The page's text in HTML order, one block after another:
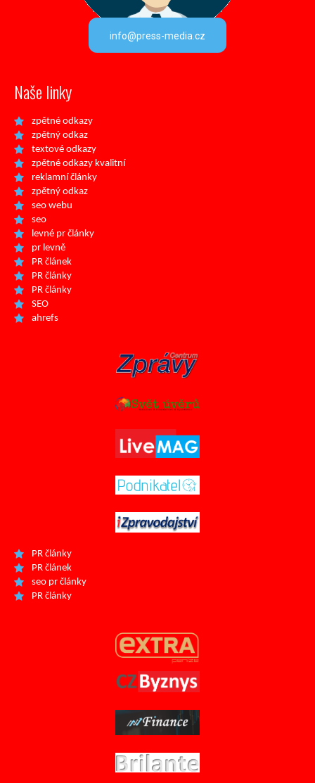
info@press-media.cz
Naše linky
zpětné odkazy
zpětný odkaz
textové odkazy
zpětné odkazy kvalitní
reklamní články
zpětný odkaz
seo webu
seo
levné pr články
pr levně
PR článek
PR články
PR články
SEO
ahrefs
PR články
PR článek
seo pr články
PR články